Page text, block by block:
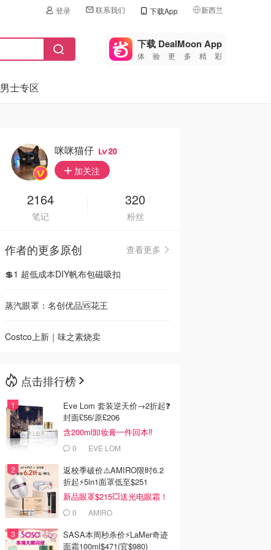
登录 联系我们 下载App 新西兰
🇺🇸
美国
🇨🇳中国
🇮🇹
🇦🇺
🇳🇿新西兰
下载 DealMoon App
体验更多精彩
男士专区
咪咪猫仔 20
加关注
2164
笔记
320
粉丝
作者的更多原创
查看更多
💲1 超低成本DIY帆布包磁吸扣
蒸汽眼罩：名创优品🆚花王
Costco上新｜味之素烧卖
点击排行榜
Eve Lom 套装逆天价→2折起❓
封面£56/原£206
含200ml卸妆膏一件回本‼️
0 EVE LOM
返校季破价⚠️AMIRO限时6.2
折起⚡️5in1面罩低至$251
新品眼罩$215💥送光电眼霜！
0 AMIRO
SASA本周秒杀价⚡️LaMer奇迹
面霜100ml$471(官$980)